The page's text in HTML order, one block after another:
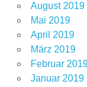
August 2019
Mai 2019
April 2019
März 2019
Februar
Januar 2019